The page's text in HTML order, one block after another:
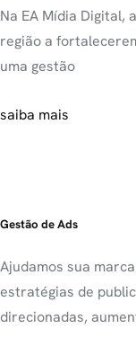
Na EA Mídia Digital,
região a
uma gestão
saiba mais
Gestão de Ads
Ajudamos sua
estratégias de
direcionadas,